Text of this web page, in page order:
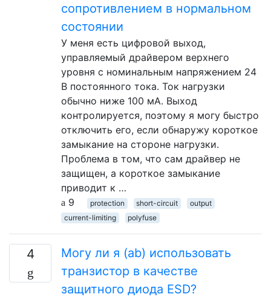
сопротивлением в нормальном
состоянии
У меня есть цифровой выход,
управляемый драйвером верхнего
уровня с номинальным напряжением 24
В постоянного тока. Ток нагрузки
обычно ниже 100 мА. Выход
контролируется, поэтому я могу быстро
отключить его, если обнаружу короткое
замыкание на стороне нагрузки.
Проблема в том, что сам драйвер не
защищен, а короткое замыкание
приводит к …
9
protection short-circuit
output
current-limiting
polyfuse
4
Могу ли я (ab) использовать
транзистор в качестве
защитного диода ESD?